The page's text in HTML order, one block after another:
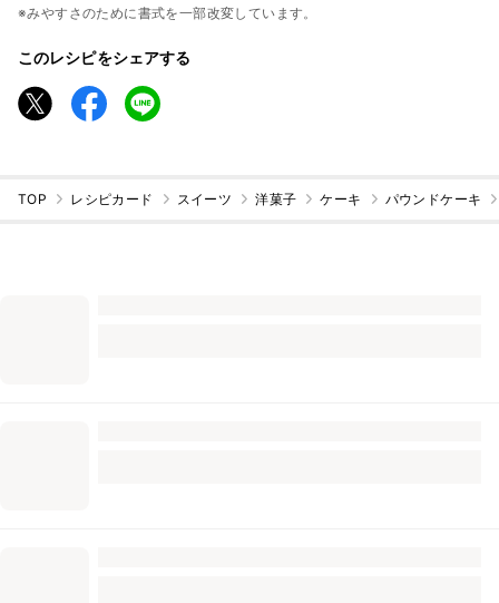
※みやすさのために書式を一部改変しています。
このレシピをシェアする
TOP レシピカード スイーツ 洋菓子 ケーキ パウンドケーキ